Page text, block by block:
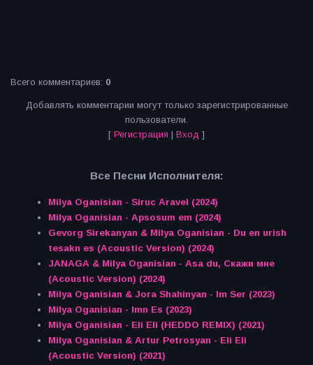
Всего комментариев: 0
Добавлять комментарии могут только зарегистрированные
пользователи.
[ Регистрация | Вход ]
Все Песни Исполнителя:
Milya Oganisian - Siruc Aravel (2024)
Milya Oganisian - Apsosum em (2024)
Gevorg Sirekanyan & Milya Oganisian - Du en urish
tesakn es (Acoustic Version) (2024)
JANAGA & Milya Oganisian - Asa du, Скажи мне
(Acoustic Version) (2024)
Milya Oganisian & Jora Shahinyan - Im Ser (2023)
Milya Oganisian - Imn Es (2023)
Milya Oganisian - Eli Eli (HEDDO REMIX) (2021)
Milya Oganisian & Artur Petrosyan - Eli Eli
(Acoustic Version) (2021)